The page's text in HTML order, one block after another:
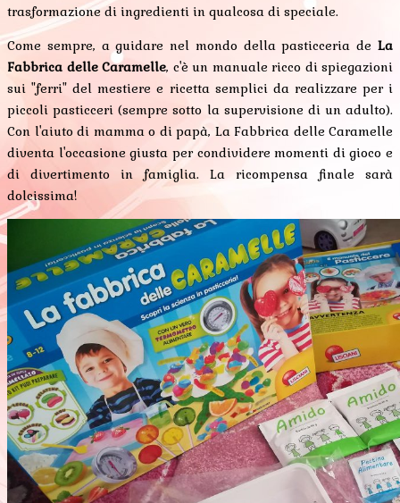
trasformazione di ingredienti in qualcosa di speciale.
Come sempre, a guidare nel mondo della pasticceria de La
Fabbrica delle Caramelle, c'è un manuale ricco di spiegazioni
sui "ferri" del mestiere e ricetta semplici da realizzare per i
piccoli pasticceri (sempre sotto la supervisione di un adulto).
Con l'aiuto di mamma o di papà, La Fabbrica delle Caramelle
diventa l'occasione giusta per condividere momenti di gioco e
di divertimento in famiglia. La ricompensa finale sarà
dolcissima!